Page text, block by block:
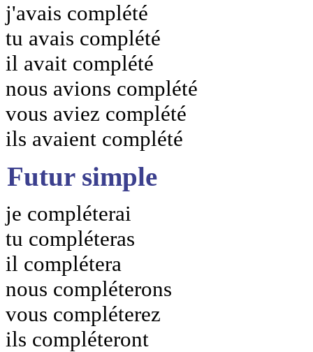
j'avais complété
tu avais complété
il avait complété
nous avions complété
vous aviez complété
ils avaient complété
Futur simple
je compléterai
tu compléteras
il complétera
nous compléterons
vous compléterez
ils compléteront